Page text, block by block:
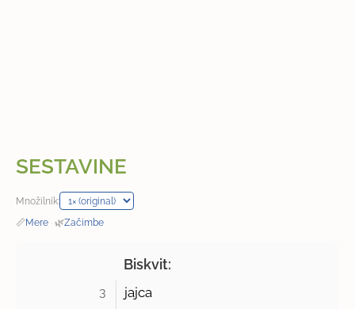
SESTAVINE
Množilnik:
📏Mere · 🌿Začimbe
Biskvit:
3 jajca